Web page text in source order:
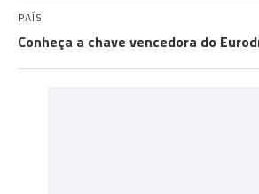
PAÍS
Conheça a chave vencedora do